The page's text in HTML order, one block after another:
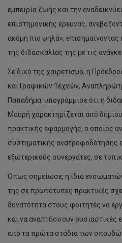
εμπειρία ζωής και την
επιστημονικής έρευνας,
ακόμη πιο ψηλά»,
της διδασκαλίας της με τις
Σε δικό της χαιρετισμό, η
και Γραφικών Τεχνών,
Παπαδήμα, υπογράμμισε ότι η
Μαυρή χαρακτηρίζεται από
πρακτικής εφαρμογής, ο οποίος
συστηματικής ανατροφοδότησης
εξωτερικούς συνεργάτες, σε
Όπως σημείωσε, η ίδια
της σε πρωτότυπες πρακτικές
δυνατότητα στους φοιτητές να
και να αναπτύσσουν ουσιαστικές
από τα πρώτα στάδια των